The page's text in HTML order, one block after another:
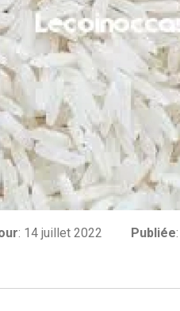
: 14 juillet 2022 Publiée